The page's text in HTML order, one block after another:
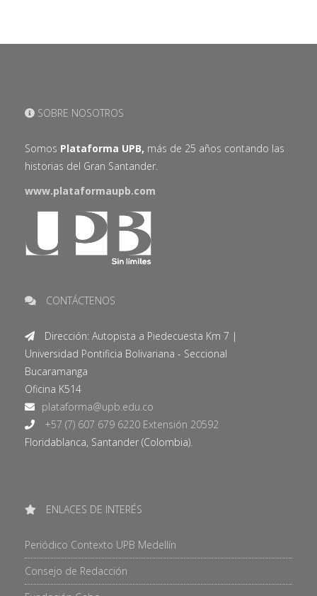
SOBRE NOSOTROS
Somos Plataforma UPB, más de 25 años contando las
historias del Gran Santander.
www.plataformaupb.com
CONTÁCTENOS
Dirección: Autopista a Piedecuesta Km 7 |
Universidad Pontificia Bolivariana - Seccional
Bucaramanga
Oficina K514
+57 (7) 607 679 6220 Extensión 20592
Floridablanca, Santander (Colombia).
ENLACES DE INTERÉS
Periódico Contexto UPB Medellín
Consejo de Redacción